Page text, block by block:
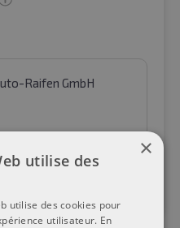
Raifen GmbH
×
utilise des
utilise des cookies pour
utilisateur. En